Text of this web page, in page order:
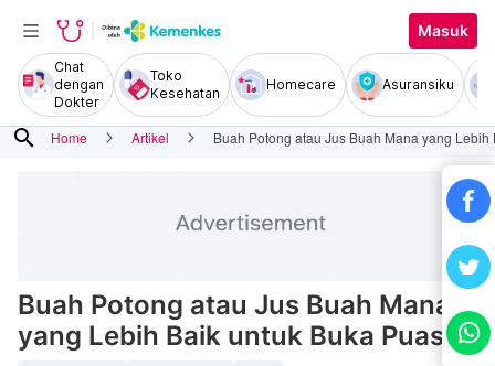
Masuk
Chat
dengan
Dokter
Toko
Kesehatan
Homecare Asuransiku
search Home Artikel Buah Potong atau Jus Buah Mana yang
Buah Potong atau Jus Buah Mana
yang Lebih Baik untuk Buka Puasa